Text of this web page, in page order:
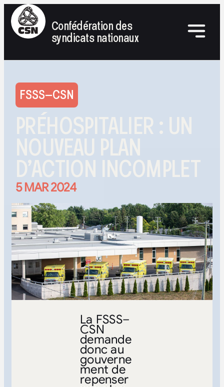
Confédération des
syndicats nationaux
FSSS–CSN
PRÉHOSPITALIER : UN
NOUVEAU PLAN
D’ACTION INCOMPLET
5 MAR 2024
La FSSS–
CSN
demande
donc au
gouverne
ment de
repenser